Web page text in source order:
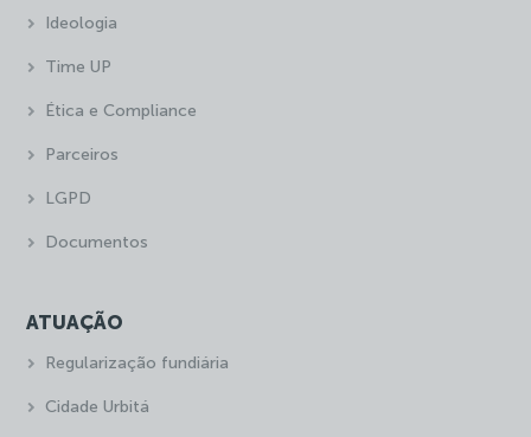
Ideologia
Time UP
Ética e Compliance
Parceiros
LGPD
Documentos
ATUAÇÃO
Regularização fundiária
Cidade Urbitá